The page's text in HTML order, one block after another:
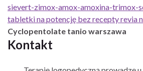
sievert-zimox-amox-amoxina-trimox-
tabletki na potencję bez recepty revia
Cyclopentolate tanio warszawa
Kontakt